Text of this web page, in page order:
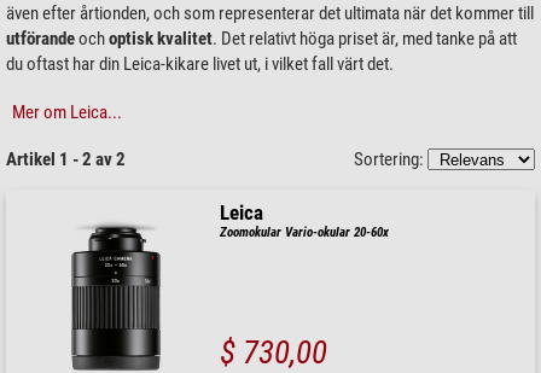
även efter årtionden, och som representerar det ultimata när det kommer till
utförandeochoptisk kvalitet. Det relativt höga priset är, med tanke på att
du oftast har din Leica-kikare livet ut, i vilket fall värt det.
Mer om Leica...
Artikel 1 - 2 av 2 Sortering:
Leica
Zoomokular Vario-okular 20-60x
$ 730,00